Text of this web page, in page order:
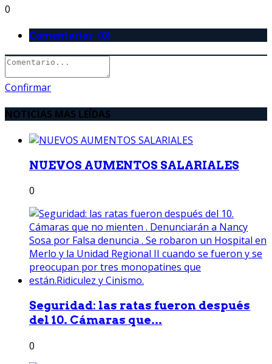
0
Comentarios (0)
Confirmar
NOTICIAS MAS LEÍDAS
NUEVOS AUMENTOS SALARIALES
0
Seguridad: las ratas fueron después
del 10. Cámaras que...
0